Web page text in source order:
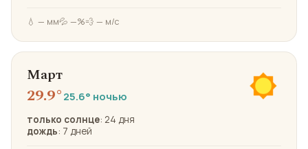
💧 — мм💦 —%💨 — м/с
Март
29.9°25.6° ночью
только солнце: 24 дня
дождь: 7 дней